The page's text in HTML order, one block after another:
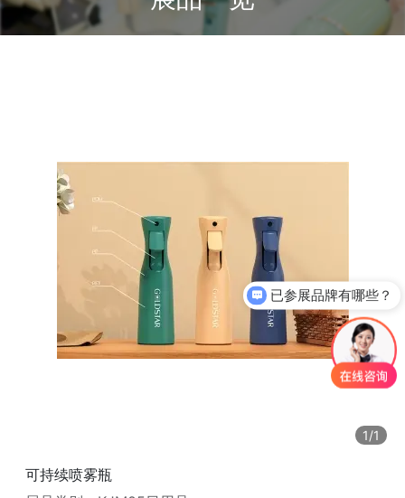
1/1
可持续喷雾瓶
已参展品牌有哪些？